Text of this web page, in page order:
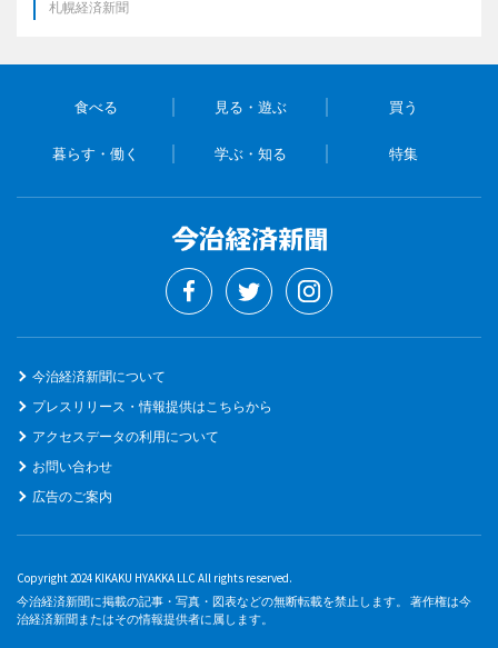
札幌経済新聞
食べる 見る・遊ぶ 買う
暮らす・働く 学ぶ・知る 特集
今治経済新聞について
プレスリリース・情報提供はこちらから
アクセスデータの利用について
お問い合わせ
広告のご案内
Copyright 2024 KIKAKU HYAKKA LLC All rights reserved.
今治経済新聞に掲載の記事・写真・図表などの無断転載を禁止します。 著作権は今
治経済新聞またはその情報提供者に属します。